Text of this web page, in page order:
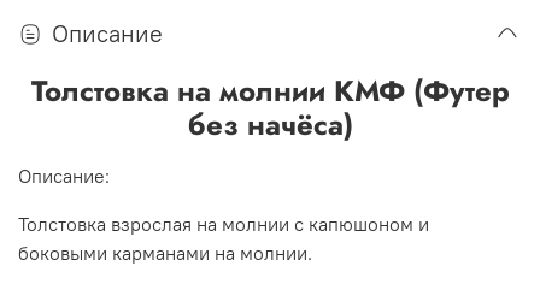
Описание
Толстовка на молнии КМФ (Футер
без начёса)
Описание:
Толстовка взрослая на молнии с капюшоном и
боковыми карманами на молнии.